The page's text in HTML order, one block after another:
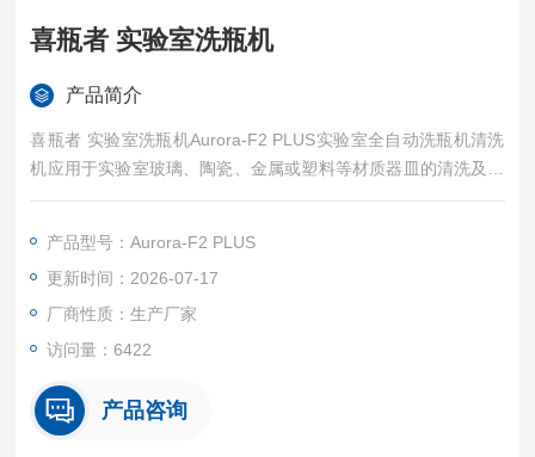
喜瓶者 实验室洗瓶机
产品简介
喜瓶者 实验室洗瓶机Aurora-F2 PLUS实验室全自动洗瓶机清洗
机应用于实验室玻璃、陶瓷、金属或塑料等材质器皿的清洗及烘
干，同时可以清洗容量瓶，进样小瓶，广口瓶、三角瓶、量筒、
产品型号：Aurora-F2 PLUS
更新时间：2026-07-17
厂商性质：生产厂家
访问量：6422
产品咨询